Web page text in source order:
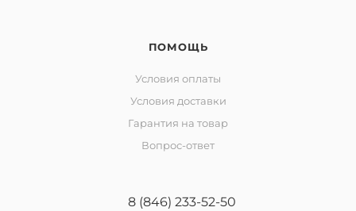
ПОМОЩЬ
Условия оплаты
Условия доставки
Гарантия на товар
Вопрос-ответ
8 (846) 233-52-50